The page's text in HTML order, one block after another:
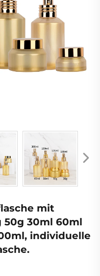
mit
50g 30ml 60ml
individuelle